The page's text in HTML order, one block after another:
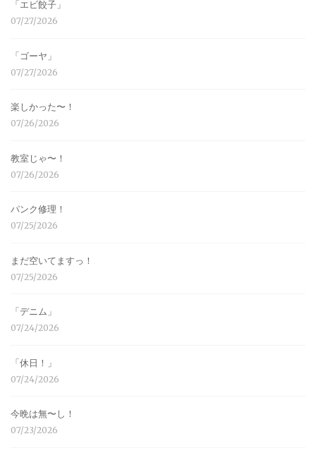
「エビ餃子」
07/27/2026
「ゴーヤ」
07/27/2026
楽しかった〜！
07/26/2026
教室じゃ〜！
07/26/2026
パンク修理！
07/25/2026
まだ空いてますっ！
07/25/2026
「デニム」
07/24/2026
「休日！」
07/24/2026
今晩は無〜し！
07/23/2026